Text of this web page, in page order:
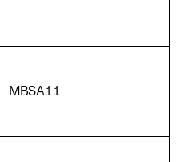
MBSA11